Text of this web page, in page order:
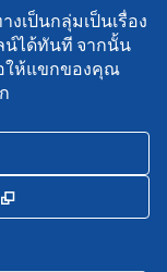
งเป็นกลุ่มเป็นเรื่อง
น์ได้ทันที จากนั้น
อให้แขกของคุณ
,